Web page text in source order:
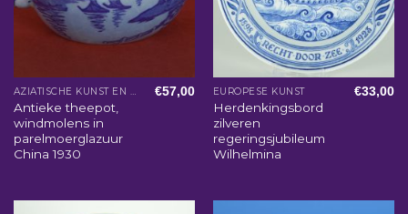
AZIATISCHE KUNST EN WOONACCESSOIRES
Antieke theepot,
windmolens in
parelmoerglazuur
China 1930
€57,00 EUROPESE KUNST
Herdenkingsbord
zilveren
regeringsjubileum
Wilhelmina
€33,00